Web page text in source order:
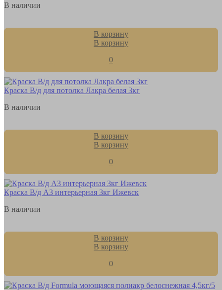
В наличии
В корзину
В корзину
0
Краска В/д для потолка Лакра белая 3кг
В наличии
В корзину
В корзину
0
Краска В/д А3 интерьерная 3кг Ижевск
В наличии
В корзину
В корзину
0